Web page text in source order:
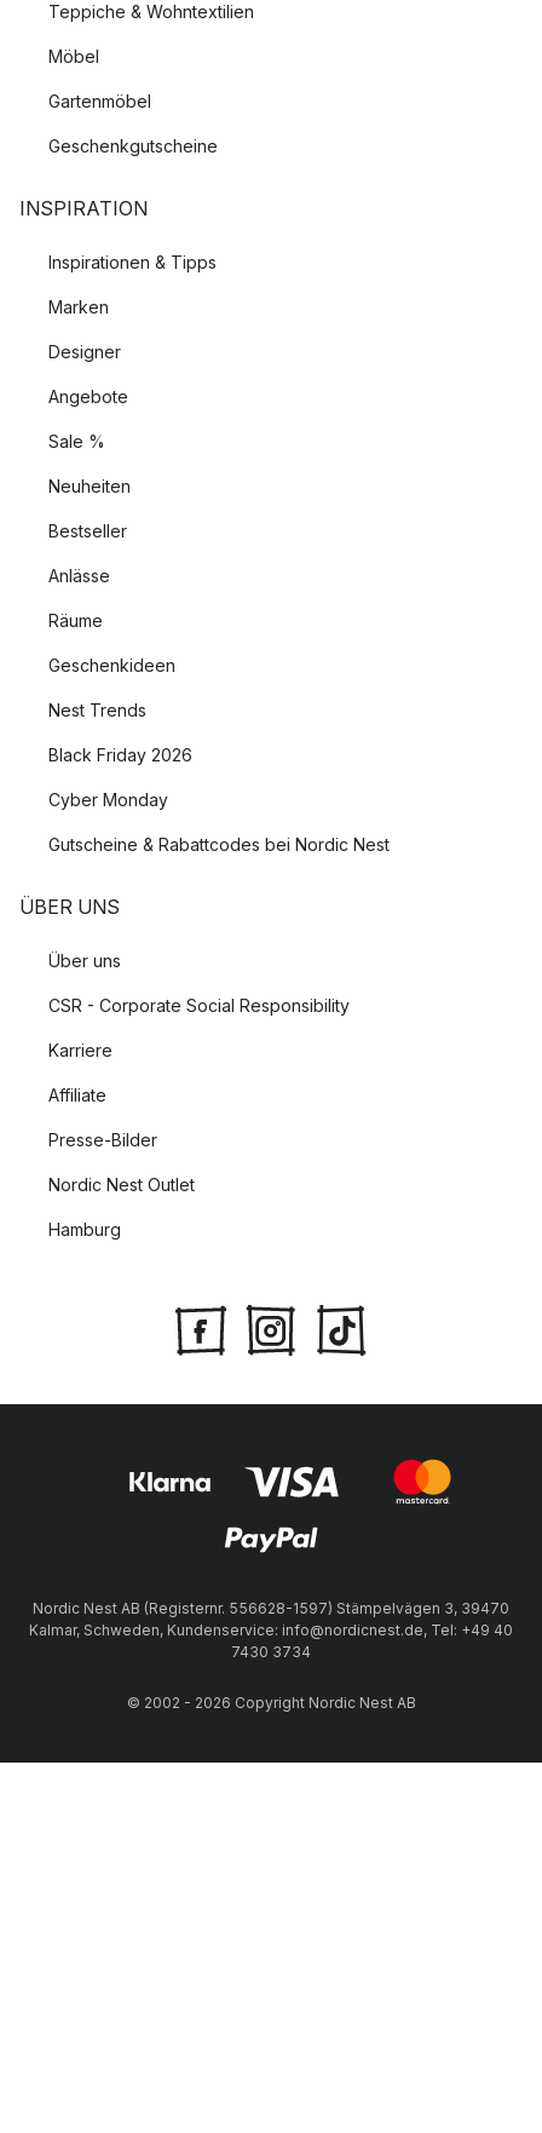
Teppiche & Wohntextilien
Möbel
Gartenmöbel
Geschenkgutscheine
INSPIRATION
Inspirationen & Tipps
Marken
Designer
Angebote
Sale %
Neuheiten
Bestseller
Anlässe
Räume
Geschenkideen
Nest Trends
Black Friday 2026
Cyber Monday
Gutscheine & Rabattcodes bei Nordic Nest
ÜBER UNS
Über uns
CSR - Corporate Social Responsibility
Karriere
Affiliate
Presse-Bilder
Nordic Nest Outlet
Hamburg
Nordic Nest AB (Registernr. 556628-1597) Stämpelvägen 3, 39470
Kalmar, Schweden, Kundenservice: info@nordicnest.de, Tel: +49 40
7430 3734
© 2002 - 2026 Copyright Nordic Nest AB